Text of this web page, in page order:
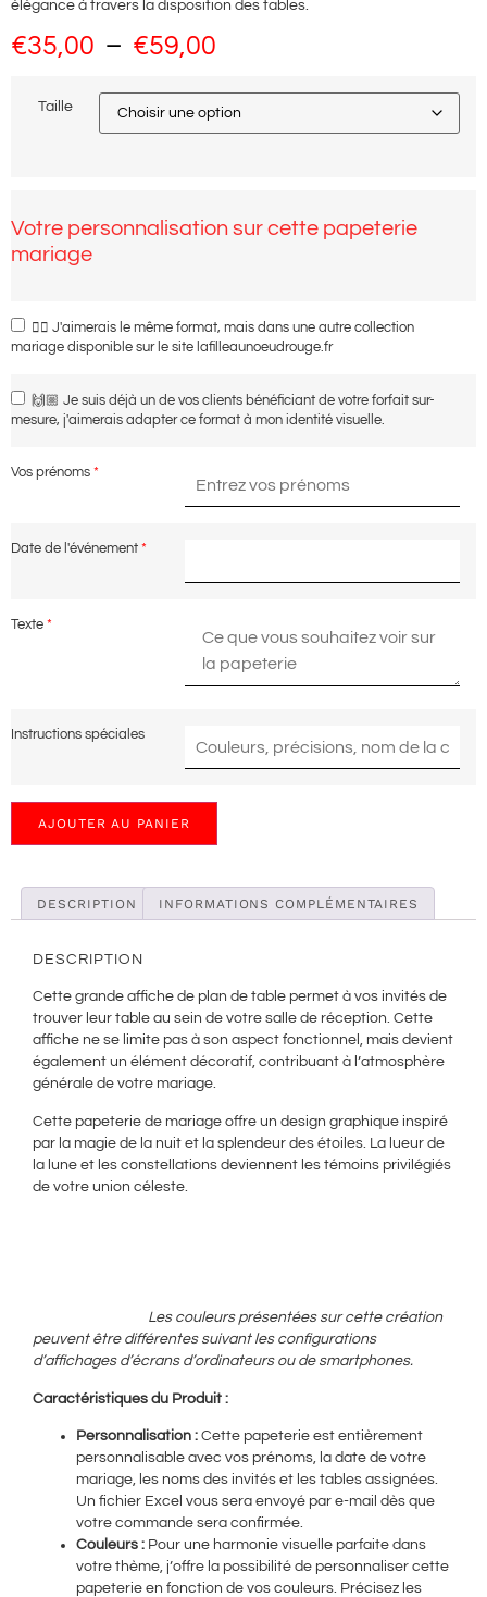
élégance à travers la disposition des tables.
€35,00 – €59,00
Taille
Votre personnalisation sur cette papeterie
mariage
👌🏼 J'aimerais le même format, mais dans une autre collection
mariage disponible sur le site lafilleaunoeudrouge.fr
🙌🏼 Je suis déjà un de vos clients bénéficiant de votre forfait sur-
mesure, j'aimerais adapter ce format à mon identité visuelle.
Vos prénoms *
Date de l'événement *
Texte *
Instructions spéciales
AJOUTER AU PANIER
DESCRIPTION INFORMATIONS COMPLÉMENTAIRES
DESCRIPTION
Cette grande affiche de plan de table permet à vos invités de
trouver leur table au sein de votre salle de réception. Cette
affiche ne se limite pas à son aspect fonctionnel, mais devient
également un élément décoratif, contribuant à l’atmosphère
générale de votre mariage.
Cette papeterie de mariage offre un design graphique inspiré
par la magie de la nuit et la splendeur des étoiles. La lueur de
la lune et les constellations deviennent les témoins privilégiés
de votre union céleste.
Les couleurs présentées sur cette création
peuvent être différentes suivant les configurations
d’affichages d’écrans d’ordinateurs ou de smartphones.
Caractéristiques du Produit :
Personnalisation : Cette papeterie est entièrement
personnalisable avec vos prénoms, la date de votre
mariage, les noms des invités et les tables assignées.
Un fichier Excel vous sera envoyé par e-mail dès que
votre commande sera confirmée.
Couleurs : Pour une harmonie visuelle parfaite dans
votre thème, j’offre la possibilité de personnaliser cette
papeterie en fonction de vos couleurs. Précisez les